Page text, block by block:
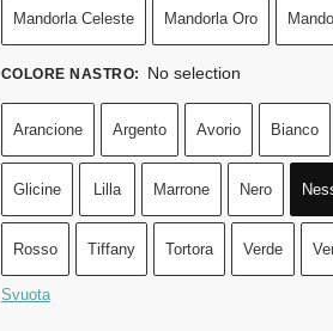
Mandorla Celeste Mandorla Oro
COLORE NASTRO: No selection
Arancione Argento Avorio Bianco
Glicine Lilla Marrone Nero
Rosso Tiffany Tortora Verde
Svuota